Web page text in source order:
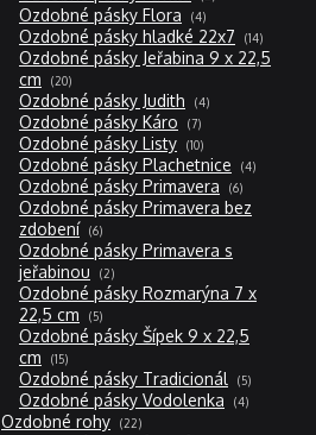
produkty
Ozdobné pásky Flora 44
produkty
Ozdobné pásky hladké 22x7 1414
produktů
Ozdobné pásky Jeřabina 9 x 22,5
cm
2020
produktů
Ozdobné pásky Judith 44
produkty
Ozdobné pásky Káro 77
produktů
Ozdobné pásky Listy 1010
produktů
Ozdobné pásky Plachetnice 44
produkty
Ozdobné pásky Primavera 66
produktů
Ozdobné pásky Primavera bez
zdobení
66
produktů
Ozdobné pásky Primavera s
jeřabinou
22
produkty
Ozdobné pásky Rozmarýna 7 x
22,5 cm
55
produktů
Ozdobné pásky Šípek 9 x 22,5
cm
1515
produktů
Ozdobné pásky Tradicionál 55
produktů
Ozdobné pásky Vodolenka 44
produkty
Ozdobné rohy 2222